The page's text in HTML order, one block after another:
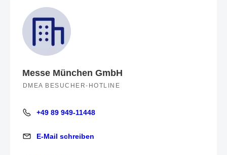
Messe München GmbH
DMEA BESUCHER-HOTLINE
+49 89 949-11448
+49 89 949-11448
E-Mail schreiben
E-Mail schreiben